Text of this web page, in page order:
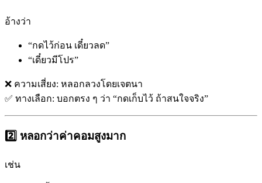
อ้างว่า
“กดไว้ก่อน เดี๋ยวลด”
“เดี๋ยวมีโปร”
❌ ความเสี่ยง: หลอกลวงโดยเจตนา
✅ ทางเลือก: บอกตรง ๆ ว่า “กดเก็บไว้ ถ้าสนใจจริง”
2️⃣ หลอกว่าค่าคอมสูงมาก
เช่น